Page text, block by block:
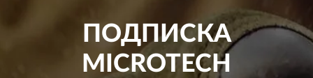
ПОДПИСКА
MICROTECH